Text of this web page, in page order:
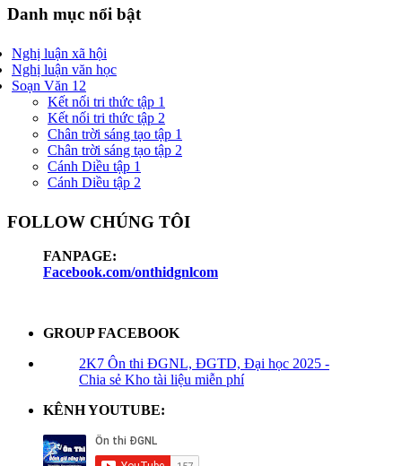
Danh mục nổi bật
Nghị luận xã hội
Nghị luận văn học
Soạn Văn 12
Kết nối tri thức tập 1
Kết nối tri thức tập 2
Chân trời sáng tạo tập 1
Chân trời sáng tạo tập 2
Cánh Diều tập 1
Cánh Diều tập 2
FOLLOW CHÚNG TÔI
FANPAGE:
Facebook.com/onthidgnlcom
GROUP FACEBOOK
2K7 Ôn thi ĐGNL, ĐGTD, Đại học 2025 -
Chia sẻ Kho tài liệu miễn phí
KÊNH YOUTUBE: